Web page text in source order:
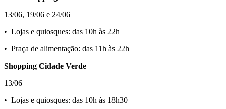
13/06, 19/06 e 24/06
•⁠ ⁠Lojas e quiosques: das 10h às 22h
•⁠ ⁠Praça de alimentação: das 11h às 22h
Shopping Cidade Verde
13/06
•⁠ ⁠Lojas e quiosques: das 10h às 18h30